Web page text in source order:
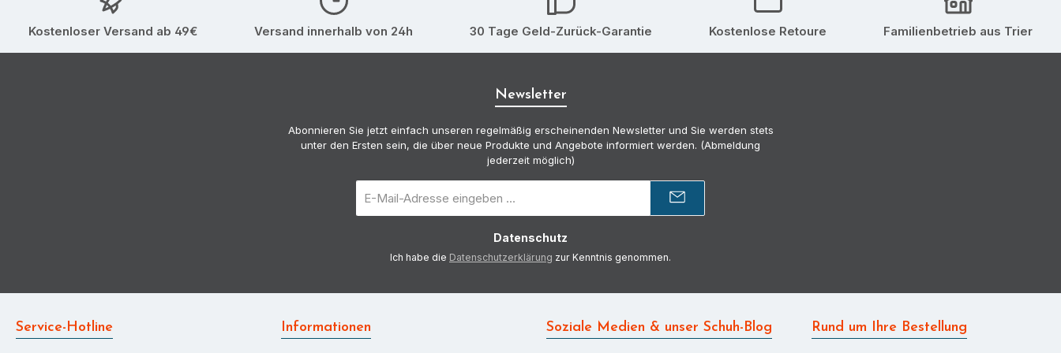
Kostenloser Versand ab 49€ Versand innerhalb von 24h 30 Tage Geld-Zurück-Garantie Kostenlose Retoure Familienbetrieb aus Trier
Newsletter
Abonnieren Sie jetzt einfach unseren regelmäßig erscheinenden Newsletter und Sie werden stets
unter den Ersten sein, die über neue Produkte und Angebote informiert werden. (Abmeldung
jederzeit möglich)
Mail-
Datenschutz
Ich habe die Datenschutzerklärung zur Kenntnis genommen.
Service-Hotline Informationen Soziale Medien & unser Schuh-Blog Rund um Ihre Bestellung